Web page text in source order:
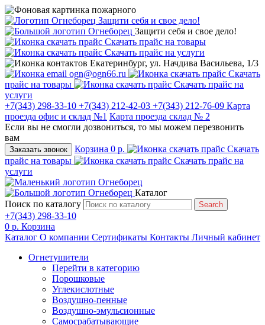
Защити себя и свое дело!
Защити себя и свое дело!
Скачать прайс на товары
Скачать прайс на услуги
Екатеринбург, ул. Начдива Васильева, 1/3
ogn@ogn66.ru
Скачать
прайс на товары
Скачать прайс на
услуги
+7(343) 298-33-10 +7(343) 212-42-03 +7(343) 212-76-09 Карта
проезда офис и склад №1 Карта проезда склад № 2
Если вы не смогли дозвониться, то мы можем перезвонить
вам
Заказать звонок Корзина 0 р.
Скачать
прайс на товары
Скачать прайс на
услуги
Каталог
Поиск по каталогу
Search
+7(343) 298-33-10
0 р. Корзина
Каталог О компании Сертификаты Контакты Личный кабинет
Огнетушители
Перейти в категорию
Порошковые
Углекислотные
Воздушно-пенные
Воздушно-эмульсионные
Самосрабатывающие